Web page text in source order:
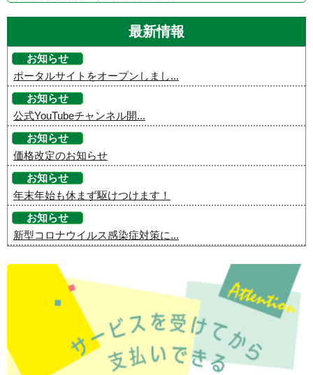
最新情報
お知らせ
ポータルサイトをオープンしまし...
お知らせ
公式YouTubeチャンネル開...
お知らせ
価格改定のお知らせ
お知らせ
年末年始も休まず駆けつけます！
お知らせ
新型コロナウイルス感染症対策に...